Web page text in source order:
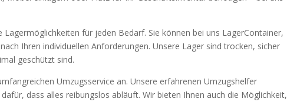
für jeden Bedarf. Sie können bei uns LagerContainer,
Ihren individuellen Anforderungen. Unsere Lager sind trocken, sicher
geschützt sind.
Umzugsservice an. Unsere erfahrenen Umzugshelfer
dass alles reibungslos abläuft. Wir bieten Ihnen auch die Möglichkeit,